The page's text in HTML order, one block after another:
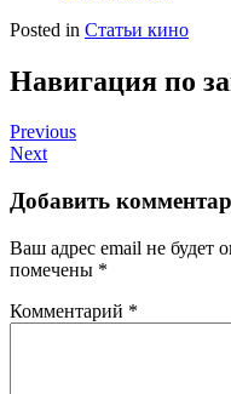
Posted in Статьи кино
Навигация по
Previous
Next
Добавить
Ваш адрес email не будет
помечены *
Комментарий *